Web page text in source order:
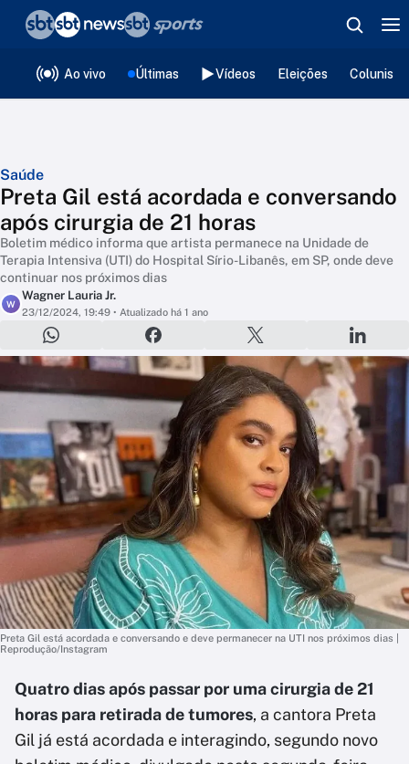
Ao vivo Últimas Vídeos Eleições
Saúde
Preta Gil está acordada e conversando
após cirurgia de 21 horas
Boletim médico informa que artista permanece na Unidade de
Terapia Intensiva (UTI) do Hospital Sírio-Libanês, em SP, onde deve
continuar nos próximos dias
W
Wagner Lauria Jr.
23/12/2024, 19:49 • Atualizado há 1 ano
Preta Gil está acordada e conversando e deve permanecer na UTI nos próximos dias |
Reprodução/Instagram
Quatro dias após passar por uma cirurgia de 21
horas para retirada de tumores, a cantora Preta
Gil já está acordada e interagindo, segundo novo
❮voltar
Editorias